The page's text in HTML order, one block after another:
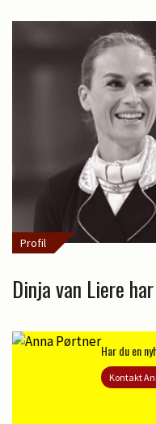
Profil
Dinja van Liere
Har du en
Kontakt